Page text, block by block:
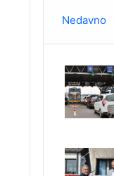
Nedavno